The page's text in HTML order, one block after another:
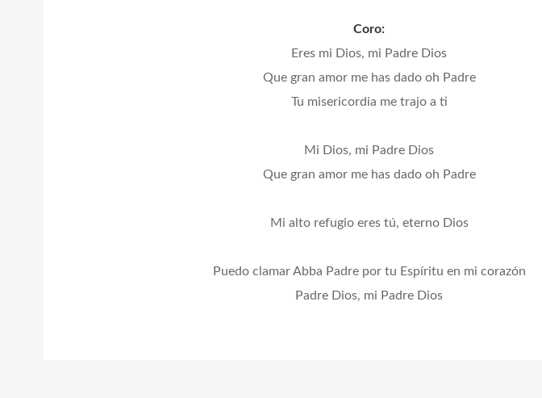
Coro:
Eres mi Dios, mi Padre Dios
Que gran amor me has dado oh Padre
Tu misericordia me trajo a ti
Mi Dios, mi Padre Dios
Que gran amor me has dado oh Padre
Mi alto refugio eres tú, eterno Dios
Puedo clamar Abba Padre por tu Espíritu en mi corazón
Padre Dios, mi Padre Dios